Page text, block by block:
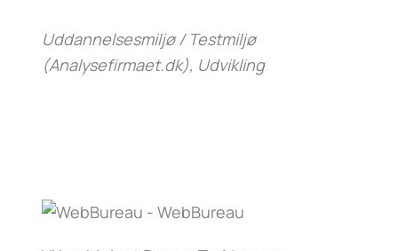
Uddannelsesmiljø / Testmiljø
(Analysefirmaet.dk), Udvikling